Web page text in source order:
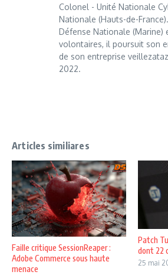
Colonel - Unité Nationale
Nationale (Hauts-de-
Défense Nationale (Marine)
volontaires, il poursuit son
de son entreprise
2022.
Articles similiares
Faille critique SessionReaper :
Adobe Commerce sous haute
menace
Patch
dont 22
25 mai